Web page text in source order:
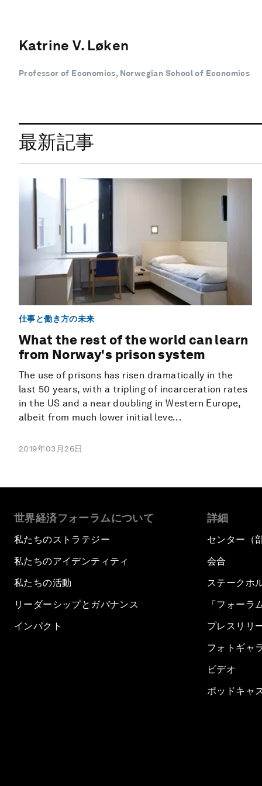
Katrine V. Løken
Professor of Economics, Norwegian School of Economics
最新記事
仕事と働き方の未来
What the rest of the world can learn
from Norway's prison system
The use of prisons has risen dramatically in the
last 50 years, with a tripling of incarceration rates
in the US and a near doubling in Western Europe,
albeit from much lower initial leve...
2019年03月26日
世界経済フォーラムについて
私たちのストラテジー
私たちのアイデンティティ
私たちの活動
リーダーシップとガバナンス
インパクト
詳細
センター（
会合
ステークホ
「フォーラ
プレスリリ
フォトギャ
ビデオ
ポッドキャ